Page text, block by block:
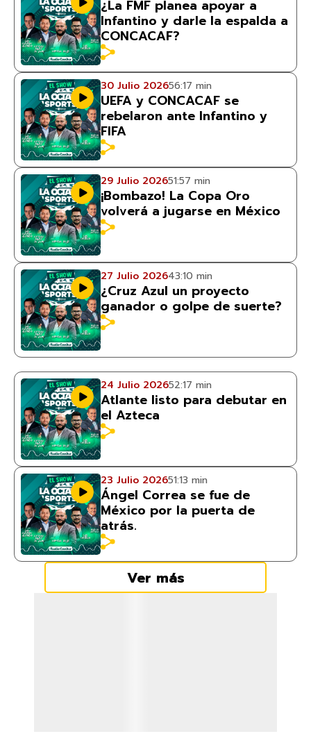
¿La FMF planea apoyar a
Infantino y darle la espalda a
CONCACAF?
30 Julio 202656:17 min
UEFA y CONCACAF se
rebelaron ante Infantino y
FIFA
29 Julio 202651:57 min
¡Bombazo! La Copa Oro
volverá a jugarse en México
27 Julio 202643:10 min
¿Cruz Azul un proyecto
ganador o golpe de suerte?
24 Julio 202652:17 min
Atlante listo para debutar en
el Azteca
23 Julio 202651:13 min
Ángel Correa se fue de
México por la puerta de
atrás.
Ver más